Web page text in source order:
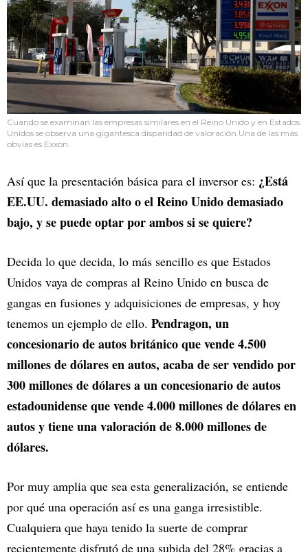
Cuando se examinan las empresas similares en el Reino Unido y en Estados
Unidos se observa una gigantesca disparidad de valoración.Una de las más
obvias es Exxon.
Así que la presentación básica para el inversor es: ¿Está
EE.UU. demasiado alto o el Reino Unido demasiado
bajo, y se puede optar por ambos si se quiere?
Decida lo que decida, lo más sencillo es que Estados
Unidos vaya de compras al Reino Unido en busca de
gangas en fusiones y adquisiciones de empresas, y hoy
tenemos un ejemplo de ello. Pendragon, un
concesionario de autos británico que vende 4.500
millones de dólares en autos, acaba de ser vendido por
300 millones de dólares a un concesionario de autos
estadounidense que vende 4.000 millones de dólares en
autos y tiene una valoración de 8.000 millones de
dólares.
Por muy amplia que sea esta generalización, se entiende
por qué una operación así es una ganga irresistible.
Cualquiera que haya tenido la suerte de comprar
recientemente disfrutó de una subida del 28% gracias a